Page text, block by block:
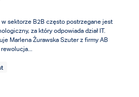
sektorze B2B często postrzegane jest
za który odpowiada dział IT.
Marlena Żurawska Szuter z firmy AB